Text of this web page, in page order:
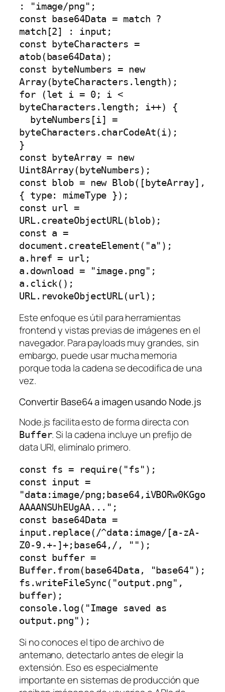
: "image/png";
const base64Data = match ?
match[2] : input;
const byteCharacters =
atob(base64Data);
const byteNumbers = new
Array(byteCharacters.length);
for (let i = 0; i <
byteCharacters.length; i++) {
byteCharacters.charCodeAt(i);
}
const byteArray = new
Uint8Array(byteNumbers);
const blob = new Blob([byteArray],
{ type: mimeType });
const url =
URL.createObjectURL(blob);
const a =
document.createElement("a");
a.href = url;
a.download = "image.png";
a.click();
Este enfoque es útil para herramientas
frontend y vistas previas de imágenes en el
navegador. Para payloads muy grandes, sin
embargo, puede usar mucha memoria
porque toda la cadena se decodifica de una
vez.
Convertir Base64 a imagen usando Node.js
Node.js facilita esto de forma directa con
Buffer. Si la cadena incluye un prefijo de
data URI, elimínalo primero.
const fs = require("fs");
const input =
"data:image/png;base64,iVBORw0KGgo
AAAANSUhEUgAA...";
const base64Data =
input.replace(/^data:image/[a-zA-
Z0-9.+-]+;base64,/, "");
const buffer =
Buffer.from(base64Data, "base64");
fs.writeFileSync("output.png",
buffer);
console.log("Image saved as
Si no conoces el tipo de archivo de
antemano, detectarlo antes de elegir la
extensión. Eso es especialmente
importante en sistemas de producción que